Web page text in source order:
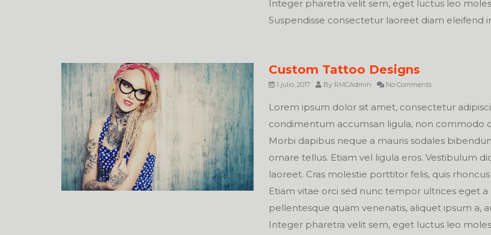
Integer pharetra velit sem, eget luctus leo
Suspendisse consectetur laoreet diam eleifend
Custom Tattoo Designs
1 julio, 2017 By RMCAdmin No Comments
Lorem ipsum dolor sit amet, consectetur
condimentum accumsan ligula, non commodo
Morbi dapibus neque a mauris sodales
ornare tellus. Etiam vel ligula eros. Vestibulum
laoreet. Cras molestie porttitor felis, quis
Etiam vitae orci sed nunc tempor ultrices eget a
pellentesque quam venenatis, aliquet ipsum a,
Integer pharetra velit sem, eget luctus leo